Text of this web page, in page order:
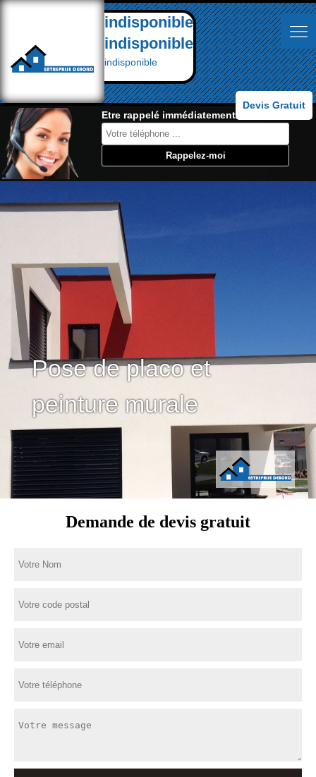
indisponible
indisponible
indisponible
Devis Gratuit
Etre rappelé immédiatement:
Pose de placo et
peinture murale
Demande de devis gratuit